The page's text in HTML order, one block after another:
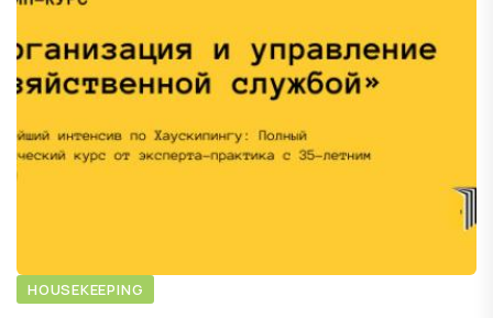
HOUSEKEEPING